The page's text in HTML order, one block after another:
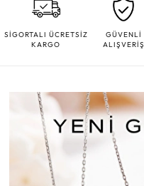
SİGORTALI ÜCRETSİZ
KARGO
GÜVENLİ
ALIŞVERİŞ